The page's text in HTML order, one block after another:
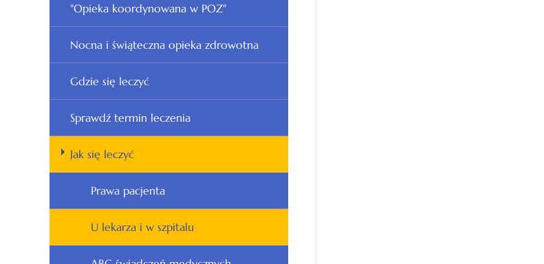
"Opieka koordynowana w POZ"
Nocna i świąteczna opieka zdrowotna
Gdzie się leczyć
Sprawdź termin leczenia
Jak się leczyć
Prawa pacjenta
U lekarza i w szpitalu